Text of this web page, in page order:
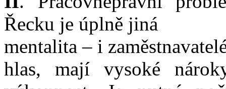
Řecku je úplně jiná
mentalita – i
hlas, mají vysoké